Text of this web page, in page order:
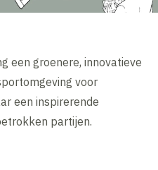
een groenere, innovatieve
voor
een inspirerende
partijen.